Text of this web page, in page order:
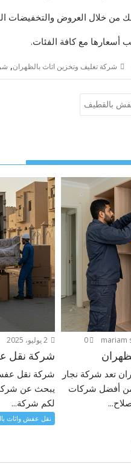
من خلال العروض والتخفيضات
أسعارها مع كافة الفئات.
شركة تغليف وتخزين اثاث بالظهران,
بالقطيف
0
تعد شركة نجار
من أفضل شركات
2 يوليو، 2025
شركة نقل
شركة نقل
يبحث عن شركه
لكم شركة...
نقل عفش واثاث